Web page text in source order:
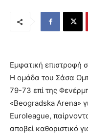
Εμφατική επιστροφή
Η ομάδα του Σάσα
79-73 επί της
«Beogradska Arena»
Euroleague,
αποβεί καθοριστικό